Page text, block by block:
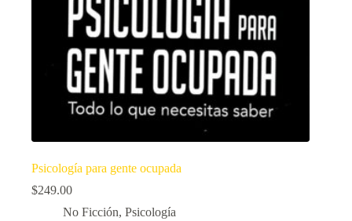
Psicología para gente ocupada
$249.00
No Ficción, Psicología